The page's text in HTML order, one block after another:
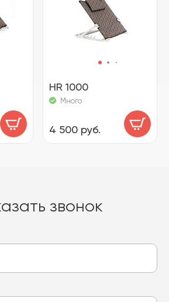
HR 1000
Много
4 500 руб.
звонок